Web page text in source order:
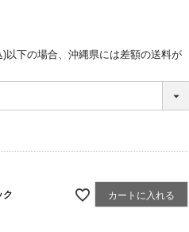
以下の場合、沖縄県には差額の送料が
ク カートに入れる